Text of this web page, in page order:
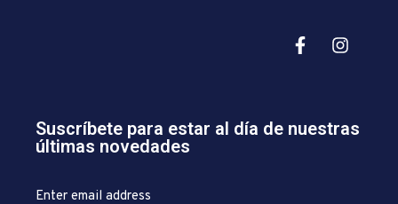
Suscríbete para estar al día de nuestras
últimas novedades